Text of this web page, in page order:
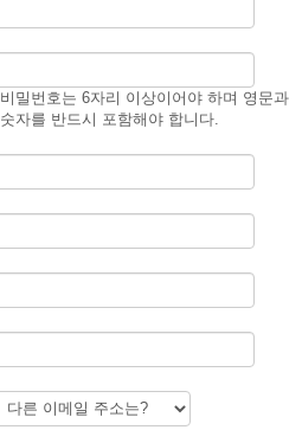
비밀번호는 6자리 이상이어야 하며 영문과
숫자를 반드시 포함해야 합니다.